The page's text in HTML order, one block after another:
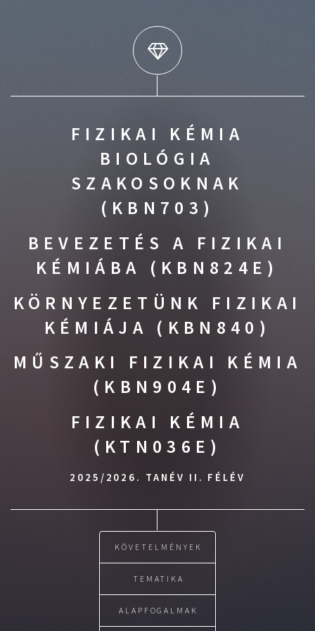
FIZIKAI KÉMIA
BIOLÓGIA
SZAKOSOKNAK
(KBN703)
BEVEZETÉS A FIZIKAI
KÉMIÁBA (KBN824E)
KÖRNYEZETÜNK FIZIKAI
KÉMIÁJA (KBN840)
MŰSZAKI FIZIKAI KÉMIA
(KBN904E)
FIZIKAI KÉMIA
(KTN036E)
2025/2026. TANÉV II. FÉLÉV
KÖVETELMÉNYEK
TEMATIKA
ALAPFOGALMAK